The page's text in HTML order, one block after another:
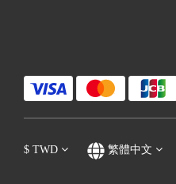
$ TWD 繁體中文